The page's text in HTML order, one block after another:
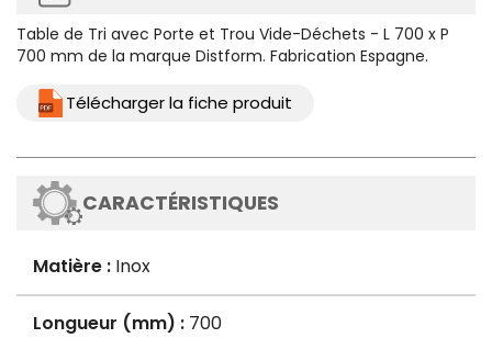
Table de Tri avec Porte et Trou Vide-Déchets - L 700 x P
700 mm de la marque Distform. Fabrication Espagne.
Télécharger la fiche produit
CARACTÉRISTIQUES
Matière : Inox
Longueur (mm) : 700